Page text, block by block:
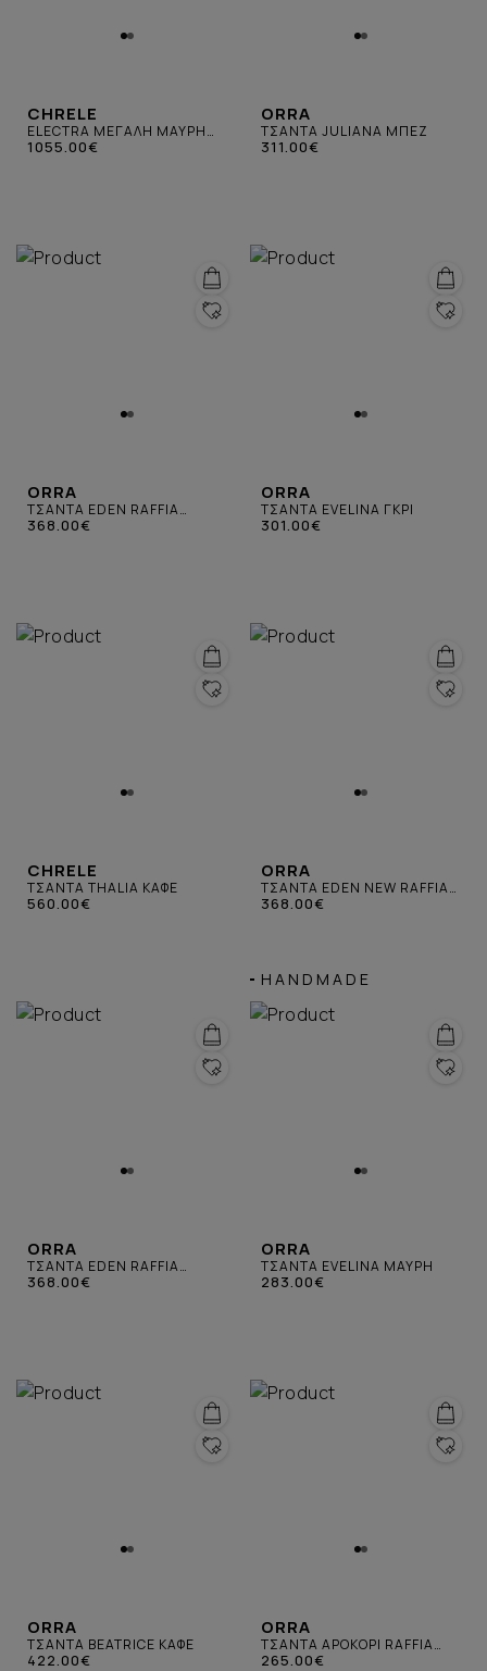
CHRELE
ELECTRA ΜΕΓΑΛΗ ΜΑΥΡΗ
ΤΣΑΝΤΑ
1055.00€
ORRA
ΤΣΑΝΤΑ JULIANA ΜΠΕΖ
311.00€
ORRA
ΤΣΑΝΤΑ EDEN RAFFIA
SUEDE ΣΚΟΥΡΟ ΓΚΡΙ
368.00€
ORRA
ΤΣΑΝΤΑ EVELINA ΓΚΡΙ
301.00€
CHRELE
ΤΣΑΝΤΑ THALIA ΚΑΦΕ
560.00€
ORRA
ΤΣΑΝΤΑ EDEN NEW RAFFIA
SUEDE ΚΑΦΕ
368.00€
ORRA
ΤΣΑΝΤΑ EDEN RAFFIA
SUEDE ΜΠΕΖ
368.00€
HANDMADE
ORRA
ΤΣΑΝΤΑ EVELINA ΜΑΥΡΗ
283.00€
ORRA
ΤΣΑΝΤΑ BEATRICE ΚΑΦΕ
422.00€
ORRA
ΤΣΑΝΤΑ APOKOPI RAFFIA
ΜΠΕΖ
265.00€